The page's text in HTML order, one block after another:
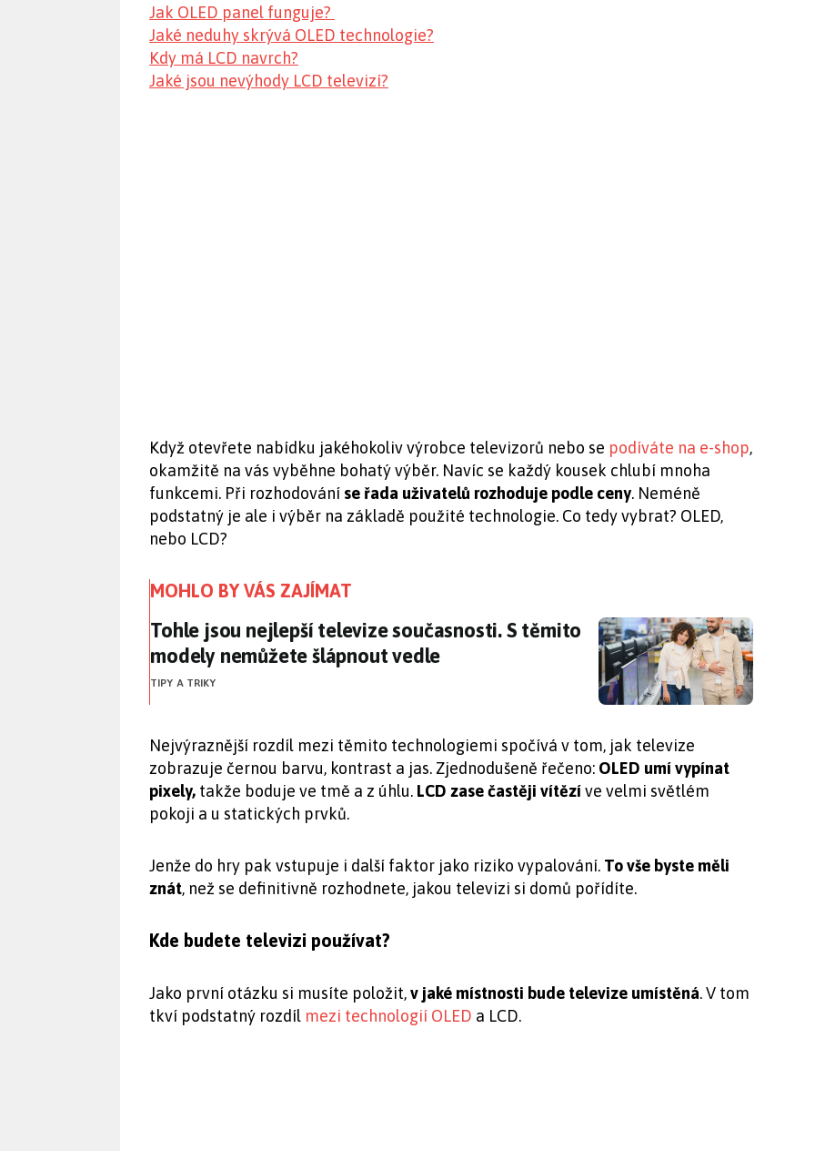
Jak OLED panel funguje?
Jaké neduhy skrývá OLED technologie?
Kdy má LCD navrch?
Jaké jsou nevýhody LCD televizí?
Když otevřete nabídku jakéhokoliv výrobce televizorů nebo se podíváte na e-shop,
okamžitě na vás vyběhne bohatý výběr. Navíc se každý kousek chlubí mnoha
funkcemi. Při rozhodování se řada uživatelů rozhoduje podle ceny. Neméně
podstatný je ale i výběr na základě použité technologie. Co tedy vybrat? OLED,
nebo LCD?
MOHLO BY VÁS ZAJÍMAT
Tohle jsou nejlepší televize současnosti. S těmito modely nemůžete
Tohle jsou nejlepší televize současnosti. S těmito
modely nemůžete šlápnout vedle
TIPY A TRIKY
Nejvýraznější rozdíl mezi těmito technologiemi spočívá v tom, jak televize
zobrazuje černou barvu, kontrast a jas. Zjednodušeně řečeno: OLED umí vypínat
pixely, takže boduje ve tmě a z úhlu. LCD zase častěji vítězíve velmi světlém
pokoji a u statických prvků.
Jenže do hry pak vstupuje i další faktor jako riziko vypalování. To vše byste měli
znát, než se definitivně rozhodnete, jakou televizi si domů pořídíte.
Kde budete televizi používat?
Jako první otázku si musíte položit,v jaké místnosti bude televize umístěná. V tom
tkví podstatný rozdíl mezi technologií OLED a LCD.